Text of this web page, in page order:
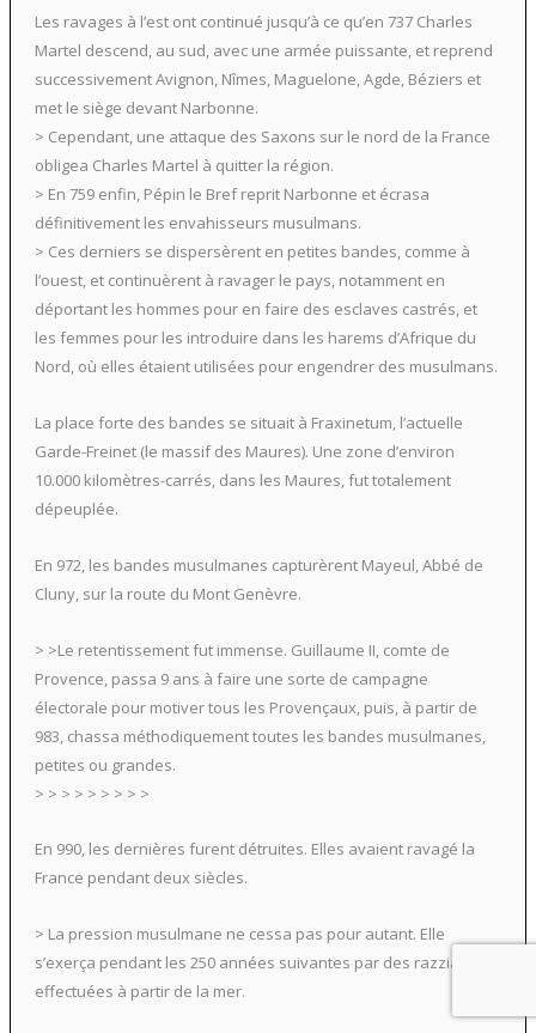
Les ravages à l’est ont continué jusqu’à ce qu’en 737 Charles
Martel descend, au sud, avec une armée puissante, et reprend
successivement Avignon, Nîmes, Maguelone, Agde, Béziers et
met le siège devant Narbonne.
> Cependant, une attaque des Saxons sur le nord de la France
obligea Charles Martel à quitter la région.
> En 759 enfin, Pépin le Bref reprit Narbonne et écrasa
définitivement les envahisseurs musulmans.
> Ces derniers se dispersèrent en petites bandes, comme à
l’ouest, et continuèrent à ravager le pays, notamment en
déportant les hommes pour en faire des esclaves castrés, et
les femmes pour les introduire dans les harems d’Afrique du
Nord, où elles étaient utilisées pour engendrer des musulmans.
La place forte des bandes se situait à Fraxinetum, l’actuelle
Garde-Freinet (le massif des Maures). Une zone d’environ
10.000 kilomètres-carrés, dans les Maures, fut totalement
dépeuplée.
En 972, les bandes musulmanes capturèrent Mayeul, Abbé de
Cluny, sur la route du Mont Genèvre.
> >Le retentissement fut immense. Guillaume II, comte de
Provence, passa 9 ans à faire une sorte de campagne
électorale pour motiver tous les Provençaux, puis, à partir de
983, chassa méthodiquement toutes les bandes musulmanes,
petites ou grandes.
> > > > > > > > >
En 990, les dernières furent détruites. Elles avaient ravagé la
France pendant deux siècles.
> La pression musulmane ne cessa pas pour autant. Elle
s’exerça pendant les 250 années suivantes par des razzias
effectuées à partir de la mer.